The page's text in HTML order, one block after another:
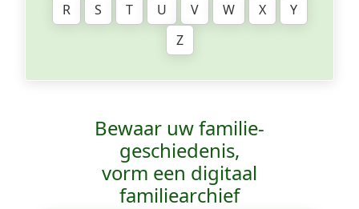
R
S T U V W X
Y
Z
Bewaar uw familie­
geschiedenis,
vorm een digitaal
familiearchief